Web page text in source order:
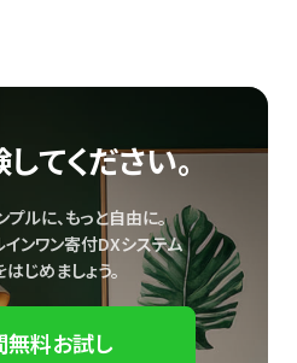
てください。
ルに、もっと自由に。
ンワン寄付DXシステム
じめましょう。
無料お試し